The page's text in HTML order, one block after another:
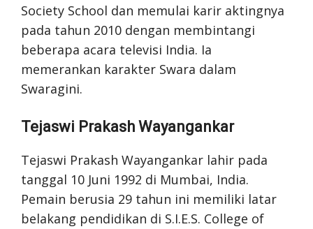
Society School dan memulai karir aktingnya
pada tahun 2010 dengan membintangi
beberapa acara televisi India. Ia
memerankan karakter Swara dalam
Swaragini.
Tejaswi Prakash Wayangankar
Tejaswi Prakash Wayangankar lahir pada
tanggal 10 Juni 1992 di Mumbai, India.
Pemain berusia 29 tahun ini memiliki latar
belakang pendidikan di S.I.E.S. College of